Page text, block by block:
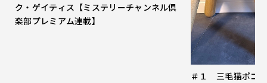
ク・ゲイティス【ミステリーチャンネル倶
楽部プレミアム連載】
＃１ 三毛猫ポコ